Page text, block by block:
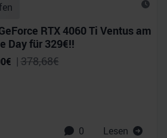
RTX 4060 Ti Ventus am
Day für 329€!!
€ | 378,68€
0
Lesen